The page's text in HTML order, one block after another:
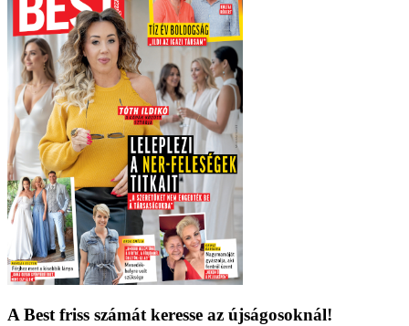
A Best friss számát keresse az újságosoknál!